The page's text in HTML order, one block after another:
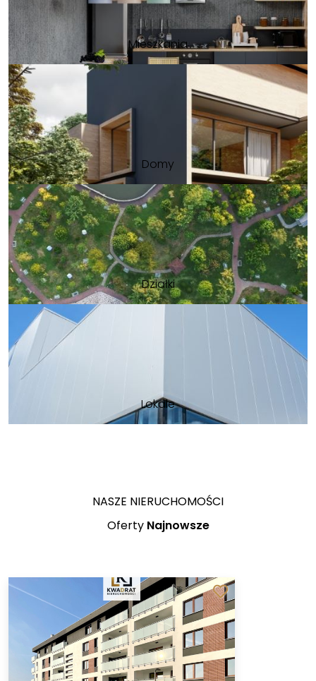
Mieszkania
Domy
Działki
Lokale
NASZE NIERUCHOMOŚCI
Oferty Najnowsze